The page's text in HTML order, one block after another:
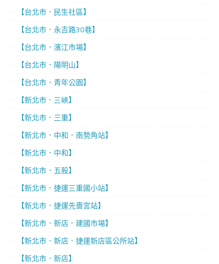
【台北市．民生社區】
【台北市．永吉路30巷】
【台北市．濱江市場】
【台北市．陽明山】
【台北市．青年公園】
【新北市．三峽】
【新北市．三重】
【新北市．中和．南勢角站】
【新北市．中和】
【新北市．五股】
【新北市．捷運三重國小站】
【新北市．捷運先嗇宮站】
【新北市．新店．建國市場】
【新北市．新店．捷運新店區公所站】
【新北市．新店】